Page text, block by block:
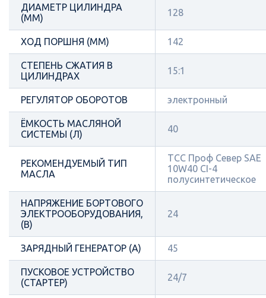
ДИАМЕТР ЦИЛИНДРА
(ММ)
128
ХОД ПОРШНЯ (ММ) 142
СТЕПЕНЬ СЖАТИЯ В
ЦИЛИНДРАХ
15:1
РЕГУЛЯТОР ОБОРОТОВ электронный
ЁМКОСТЬ МАСЛЯНОЙ
СИСТЕМЫ (Л)
40
РЕКОМЕНДУЕМЫЙ ТИП
МАСЛА
ТСС Проф Север SAE
10W40 CI-4
полусинтетическое
НАПРЯЖЕНИЕ БОРТОВОГО
ЭЛЕКТРООБОРУДОВАНИЯ,
(В)
24
ЗАРЯДНЫЙ ГЕНЕРАТОР (А) 45
ПУСКОВОЕ УСТРОЙСТВО
(СТАРТЕР)
24/7